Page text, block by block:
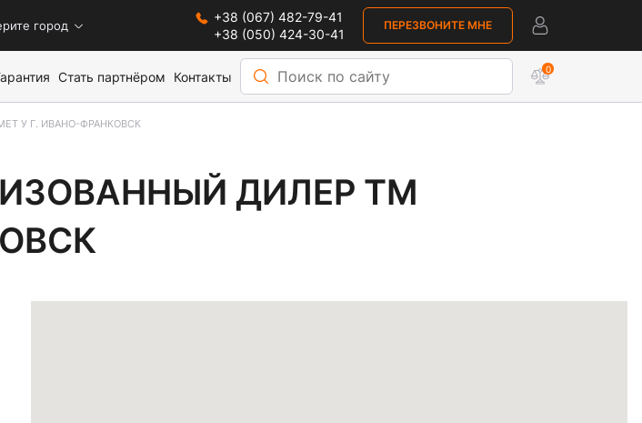
город
+38 (067) 482-79-41
+38 (050) 424-30-41
ПЕРЕЗВОНИТЕ МНЕ
Стать партнёром Контакты 0
У Г. ИВАНО-ФРАНКОВСК
ДИЛЕР ТМ KAWMET У Г.
ДИЛЕР ТМ